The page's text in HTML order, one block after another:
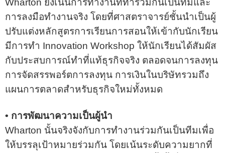
Wharton ยังเน้นการทำงานที่ทำร่วมกันเป็นทีมและ
การลงมือทำงานจริง โดยที่ศาสตราจารย์ชั้นนำเป็นผู้
ปรับแต่งหลักสูตรการเรียนการสอนให้เข้ากับนักเรียน
มีการทำ Innovation Workshop ให้นักเรียนได้สัมผัส
กับประสบการณ์ทำที่แท้ธุรกิจจริง ตลอดจนการลงทุน
การจัดสรรพอร์ตการลงทุน การเงินในบริษัทรวมถึง
แผนการตลาดสำหรับธุรกิจใหม่ทั้งหมด
• การพัฒนาความเป็นผู้นำ
Wharton นั้นจริงจังกับการทํางานร่วมกันเป็นทีมเพื่อ
ให้บรรลุเป้าหมายร่วมกัน โดยเน้นระดับความยากที่